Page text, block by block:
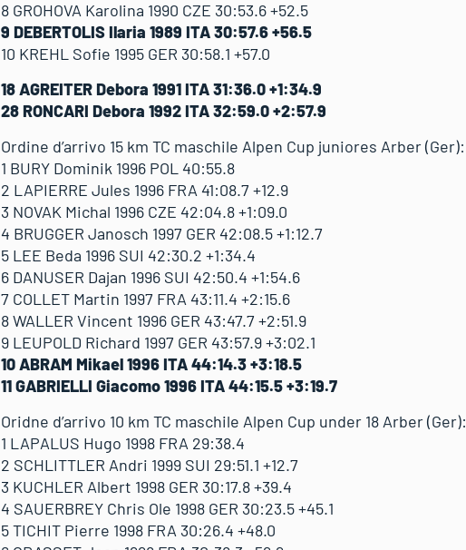
8 GROHOVA Karolina 1990 CZE 30:53.6 +52.5
9 DEBERTOLIS Ilaria 1989 ITA 30:57.6 +56.5
10 KREHL Sofie 1995 GER 30:58.1 +57.0
18 AGREITER Debora 1991 ITA 31:36.0 +1:34.9
28 RONCARI Debora 1992 ITA 32:59.0 +2:57.9
Ordine d’arrivo 15 km TC maschile Alpen Cup juniores Arber (Ger):
1 BURY Dominik 1996 POL 40:55.8
2 LAPIERRE Jules 1996 FRA 41:08.7 +12.9
3 NOVAK Michal 1996 CZE 42:04.8 +1:09.0
4 BRUGGER Janosch 1997 GER 42:08.5 +1:12.7
5 LEE Beda 1996 SUI 42:30.2 +1:34.4
6 DANUSER Dajan 1996 SUI 42:50.4 +1:54.6
7 COLLET Martin 1997 FRA 43:11.4 +2:15.6
8 WALLER Vincent 1996 GER 43:47.7 +2:51.9
9 LEUPOLD Richard 1997 GER 43:57.9 +3:02.1
10 ABRAM Mikael 1996 ITA 44:14.3 +3:18.5
11 GABRIELLI Giacomo 1996 ITA 44:15.5 +3:19.7
Oridne d’arrivo 10 km TC maschile Alpen Cup under 18 Arber (Ger):
1 LAPALUS Hugo 1998 FRA 29:38.4
2 SCHLITTLER Andri 1999 SUI 29:51.1 +12.7
3 KUCHLER Albert 1998 GER 30:17.8 +39.4
4 SAUERBREY Chris Ole 1998 GER 30:23.5 +45.1
5 TICHIT Pierre 1998 FRA 30:26.4 +48.0